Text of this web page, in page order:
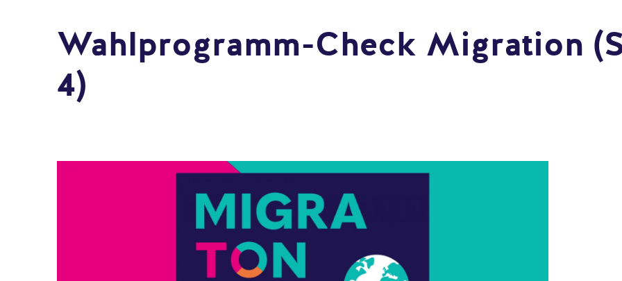
Wahlprogramm-Check Migration
4)